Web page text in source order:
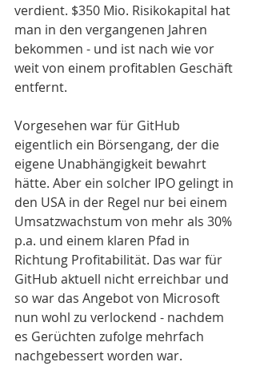
verdient. $350 Mio. Risikokapital hat
man in den vergangenen Jahren
bekommen - und ist nach wie vor
weit von einem profitablen Geschäft
entfernt.
Vorgesehen war für GitHub
eigentlich ein Börsengang, der die
eigene Unabhängigkeit bewahrt
hätte. Aber ein solcher IPO gelingt in
den USA in der Regel nur bei einem
Umsatzwachstum von mehr als 30%
p.a. und einem klaren Pfad in
Richtung Profitabilität. Das war für
GitHub aktuell nicht erreichbar und
so war das Angebot von Microsoft
nun wohl zu verlockend - nachdem
es Gerüchten zufolge mehrfach
nachgebessert worden war.